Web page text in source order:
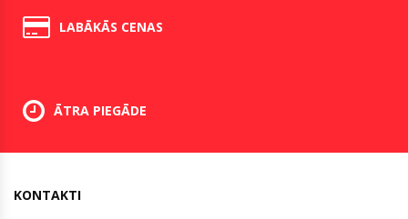
LABĀKĀS CENAS
ĀTRA PIEGĀDE
KONTAKTI